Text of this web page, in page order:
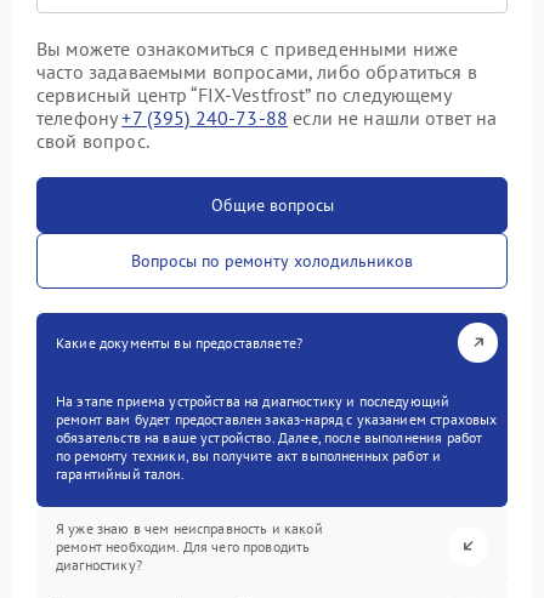
Вы можете ознакомиться с приведенными ниже
часто задаваемыми вопросами, либо обратиться в
сервисный центр “FIX-Vestfrost” по следующему
телефону+7 (395) 240-73-88 если не нашли ответ на
свой вопрос.
Общие вопросы
Вопросы по ремонту холодильников
Какие документы вы предоставляете?
На этапе приема устройства на диагностику и последующий
ремонт вам будет предоставлен заказ-наряд с указанием страховых
обязательств на ваше устройство. Далее, после выполнения работ
по ремонту техники, вы получите акт выполненных работ и
гарантийный талон.
Я уже знаю в чем неисправность и какой
ремонт необходим. Для чего проводить
диагностику?